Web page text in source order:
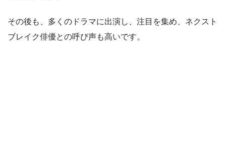
その後も、多くのドラマに出演し、注目を集め、ネクスト
ブレイク俳優との呼び声も高いです。